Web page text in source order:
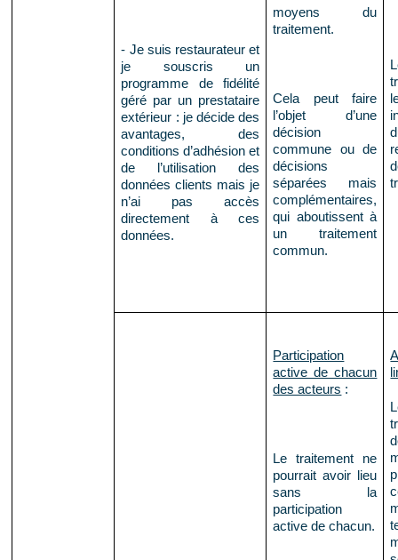
- Je suis restaurateur et
je souscris un
programme de fidélité
géré par un prestataire
extérieur : je décide des
avantages, des
conditions d’adhésion et
de l’utilisation des
données clients mais je
n’ai pas accès
directement à ces
données.
moyens du
traitement.
Cela peut faire
l’objet d’une
décision
commune ou de
décisions
séparées mais
complémentaires,
qui aboutissent à
un traitement
commun.
Participation
active de chacun
des acteurs :
Le traitement ne
pourrait avoir lieu
sans la
participation
active de chacun.